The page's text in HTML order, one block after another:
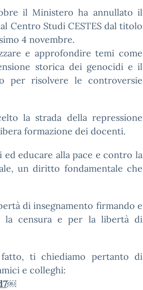
il Ministero ha annullato il
Centro Studi CESTES dal titolo
4 novembre.
e approfondire temi come
storica dei genocidi e il
per risolvere le controversie
la strada della repressione
formazione dei docenti.
educare alla pace e contro la
un diritto fondamentale che
di insegnamento firmando e
la censura e per la libertà di
ti chiediamo pertanto di
e colleghi:
￼